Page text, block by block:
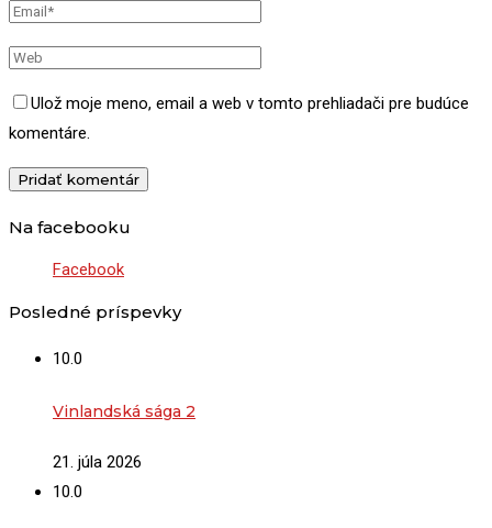
Ulož moje meno, email a web v tomto prehliadači pre budúce
komentáre.
Na facebooku
Facebook
Posledné príspevky
10.0
Vinlandská sága 2
21. júla 2026
10.0